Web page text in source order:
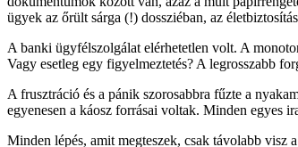
ügyek az őrült sárga (!) dossziéban, az
A banki ügyfélszolgálat elérhetetlen volt. A
Vagy esetleg egy figyelmeztetés? A legrosszabb
A frusztráció és a pánik szorosabbra fűzte a
egyenesen a káosz forrásai voltak. Minden
Minden lépés, amit megteszek, csak távolabb visz